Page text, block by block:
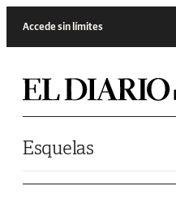
Accede sin límites
Esquelas